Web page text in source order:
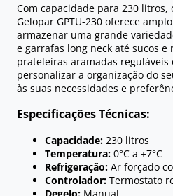
Com capacidade para 230 litros,
Gelopar GPTU-230 oferece
armazenar uma grande
e garrafas long neck até sucos e
prateleiras aramadas
personalizar a organização do
às suas necessidades e
Especificações Técnicas:
Capacidade: 230 litros
Temperatura: 0°C a +7°C
Refrigeração: Ar forçado
Controlador: Termostato
Degelo: Manual